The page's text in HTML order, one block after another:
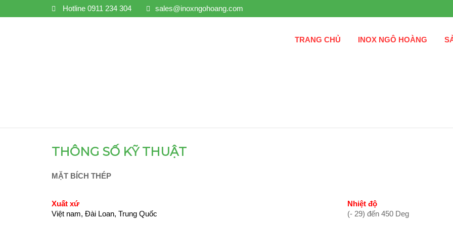
Hotline 0911 234 304 sales@inoxngohoang.com
TRANG CHỦ INOX NGÔ HOÀNG
THÔNG SỐ KỸ THUẬT
MẶT BÍCH THÉP
Xuất xứ
Việt nam, Đài Loan, Trung Quốc
Nhiệt độ
(- 29) đến 450 Deg